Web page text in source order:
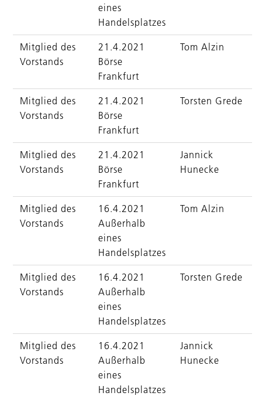
eines
Handelsplatzes
Mitglied des
Vorstands
21.4.2021
Börse
Frankfurt
Tom Alzin
Mitglied des
Vorstands
21.4.2021
Börse
Frankfurt
Torsten Grede
Mitglied des
Vorstands
21.4.2021
Börse
Frankfurt
Jannick
Hunecke
Mitglied des
Vorstands
16.4.2021
Außerhalb
eines
Handelsplatzes
Tom Alzin
Mitglied des
Vorstands
16.4.2021
Außerhalb
eines
Handelsplatzes
Torsten Grede
Mitglied des
Vorstands
16.4.2021
Außerhalb
eines
Handelsplatzes
Jannick
Hunecke